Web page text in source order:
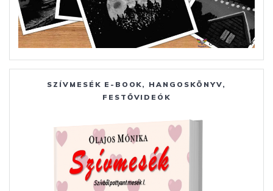
SZÍVMESÉK E-BOOK, HANGOSKÖNYV,
FESTŐVIDEÓK